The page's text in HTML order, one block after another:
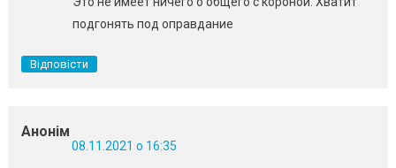
подгонять под оправдание
Відповісти
Анонім
08.11.2021 о 16:35